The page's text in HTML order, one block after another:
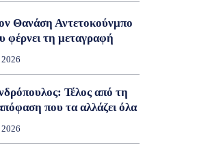
Θανάση Αντετοκούνμπο
φέρνει τη μεταγραφή
2026
Τέλος από τη
που τα αλλάζει όλα
2026